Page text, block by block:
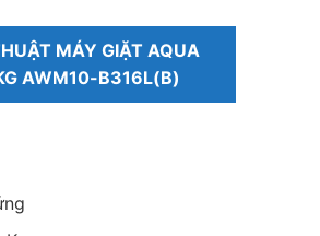
MÁY GIẶT AQUA
AWM10-B316L(B)